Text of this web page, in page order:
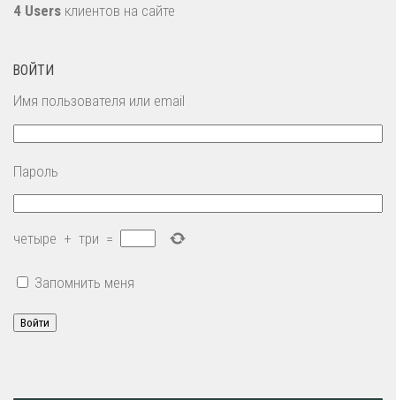
4 Users клиентов на сайте
ВОЙТИ
Имя пользователя или email
Пароль
четыре + три =
Запомнить меня
Войти